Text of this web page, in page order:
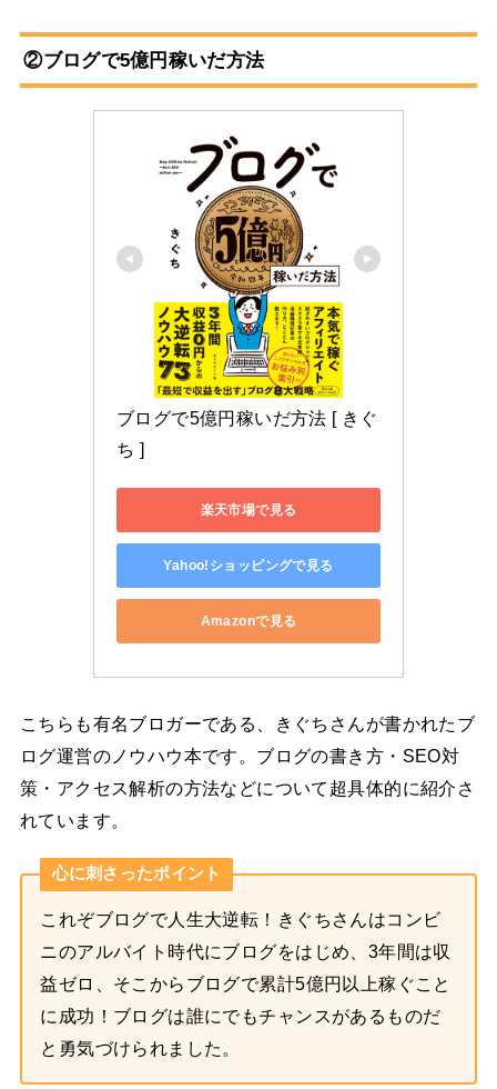
②ブログで5億円稼いだ方法
ブログで5億円稼いだ方法 [ きぐ
ち ]
楽天市場で見る
Yahoo!ショッピングで見る
Amazonで見る
こちらも有名ブロガーである、きぐちさんが書かれたブ
ログ運営のノウハウ本です。ブログの書き方・SEO対
策・アクセス解析の方法などについて超具体的に紹介さ
れています。
心に刺さったポイント
これぞブログで人生大逆転！きぐちさんはコンビ
ニのアルバイト時代にブログをはじめ、3年間は収
益ゼロ、そこからブログで累計5億円以上稼ぐこと
に成功！ブログは誰にでもチャンスがあるものだ
と勇気づけられました。